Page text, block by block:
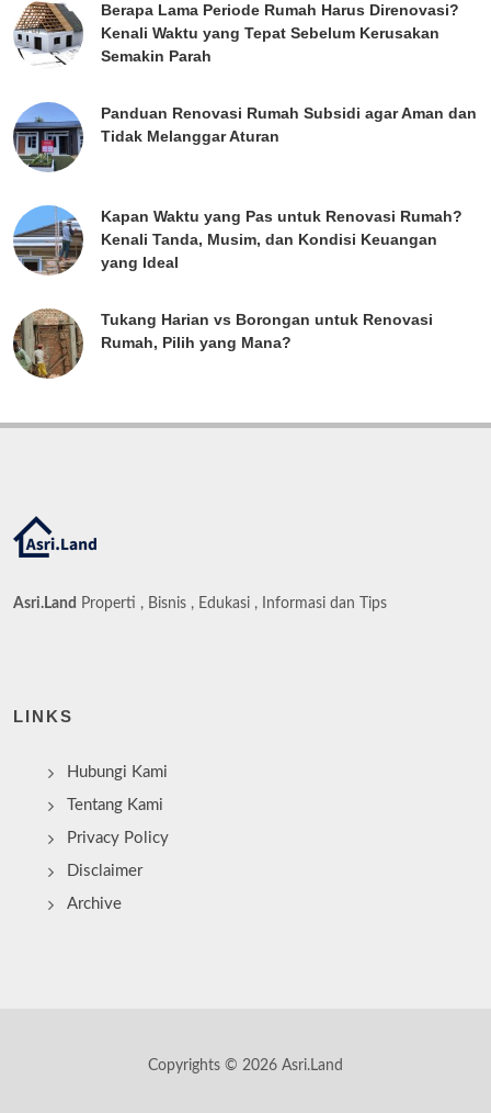
Berapa Lama Periode Rumah Harus Direnovasi?
Kenali Waktu yang Tepat Sebelum Kerusakan
Semakin Parah
Panduan Renovasi Rumah Subsidi agar Aman dan
Tidak Melanggar Aturan
Kapan Waktu yang Pas untuk Renovasi Rumah?
Kenali Tanda, Musim, dan Kondisi Keuangan
yang Ideal
Tukang Harian vs Borongan untuk Renovasi
Rumah, Pilih yang Mana?
Asri.Land Properti , Bisnis , Edukasi , Informasi dan Tips
LINKS
Hubungi Kami
Tentang Kami
Privacy Policy
Disclaimer
Archive
Copyrights © 2026 Asri.Land